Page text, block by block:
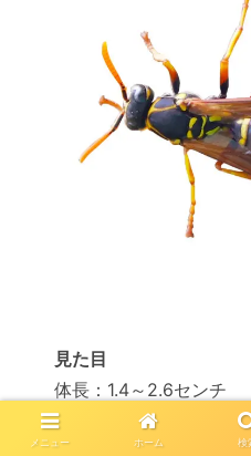
見た目
体長：1.4～2.6センチ
見た目はスズメバチに近
細身で小さい
メニュー ホーム 検